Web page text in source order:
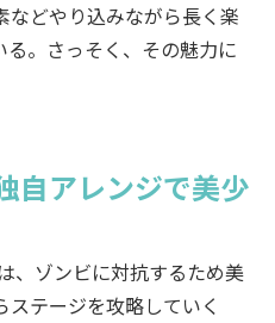
などやり込みながら長く楽
る。さっそく、その魅力に
自アレンジで美少
、ゾンビに対抗するため美
テージを攻略していく